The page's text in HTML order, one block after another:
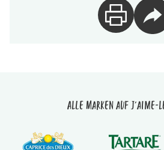
Alle Marken auf J'aime-